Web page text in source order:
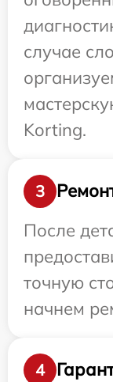
случае
Korting.
3
После
точную
начнем
4